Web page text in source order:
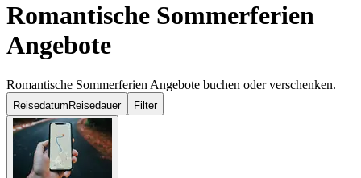
Romantische Sommerferien
Angebote
Romantische Sommerferien Angebote buchen oder verschenken.
Reisedatum Reisedauer Filter